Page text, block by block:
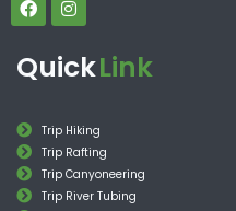
QuickLink
Trip Hiking
Trip Rafting
Trip Canyoneering
Trip River Tubing